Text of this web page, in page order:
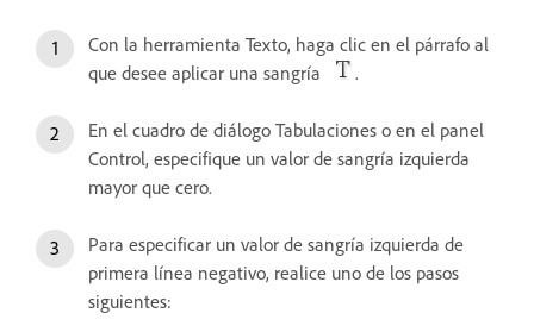
Con la herramienta Texto, haga clic en el párrafo al
que desee aplicar una sangría
.
En el cuadro de diálogo Tabulaciones o en el panel
Control, especifique un valor de sangría izquierda
mayor que cero.
Para especificar un valor de sangría izquierda de
primera línea negativo, realice uno de los pasos
siguientes: